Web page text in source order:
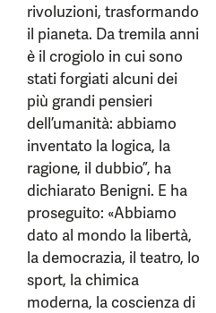
rivoluzioni, trasformando
il pianeta. Da tremila anni
è il crogiolo in cui sono
stati forgiati alcuni dei
più grandi pensieri
dell’umanità: abbiamo
inventato la logica, la
ragione, il dubbio”, ha
dichiarato Benigni. E ha
proseguito: «Abbiamo
dato al mondo la libertà,
la democrazia, il teatro, lo
sport, la chimica
moderna, la coscienza di